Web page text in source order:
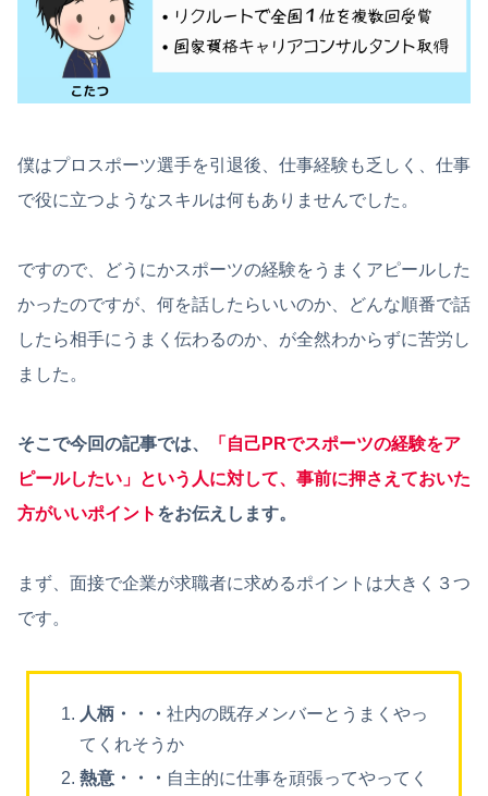
僕はプロスポーツ選手を引退後、仕事経験も乏しく、仕事
で役に立つようなスキルは何もありませんでした。
ですので、どうにかスポーツの経験をうまくアピールした
かったのですが、何を話したらいいのか、どんな順番で話
したら相手にうまく伝わるのか、が全然わからずに苦労し
ました。
そこで今回の記事では、
「自己PRでスポーツの経験をア
ピールしたい」という人に対して、事前に押さえておいた
方がいいポイント をお伝えします。
まず、面接で企業が求職者に求めるポイントは大きく３つ
です。
人柄・・・ 社内の既存メンバーとうまくやっ
てくれそうか
熱意・・・ 自主的に仕事を頑張ってやってく